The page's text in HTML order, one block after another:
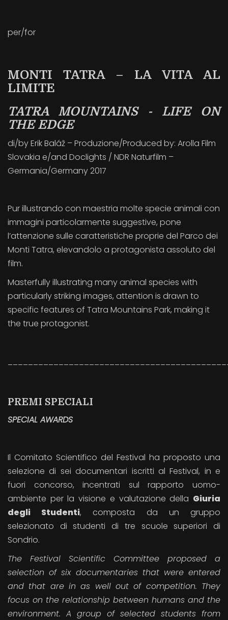
per/for
MONTI TATRA – LA VITA AL
LIMITE
TATRA MOUNTAINS - LIFE ON
THE EDGE
di/by Erik Baláž – Produzione/Produced by: Arolla Film
Slovakia e/and Doclights / NDR Naturfilm –
Germania/Germany 2017
Pur illustrando con maestria molte specie animali con
immagini particolarmente suggestive, pone
l’attenzione sulle caratteristiche proprie del Parco dei
Monti Tatra, elevandolo a protagonista assoluto del
film.
Masterfully illustrating many animal species with
particularly striking images, attention is drawn to
specific features of Tatra Mountains Park, making it
the true protagonist.
PREMI SPECIALI
SPECIAL AWARDS
Il Comitato Scientifico del Festival ha proposto una
selezione di sei documentari iscritti al Festival, in e
fuori concorso, incentrati sul rapporto uomo-
ambiente per la visione e valutazione della Giuria
degli Studenti, composta da un gruppo
selezionato di studenti di tre scuole superiori di
Sondrio.
The Festival Scientific Committee proposed a
selection of six documentaries that were entered
and that are in as well out of competition. They
focus on the relationship between humans and the
environment. A group of selected students from